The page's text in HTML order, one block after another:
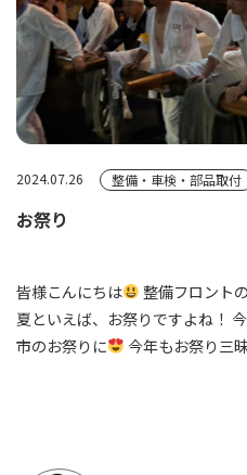
2024.07.26 整備・車検・部品取付
お祭り
皆様こんにちは
整備フロント
夏といえば、お祭りですよね！
市のお祭りに
今年もお祭り三